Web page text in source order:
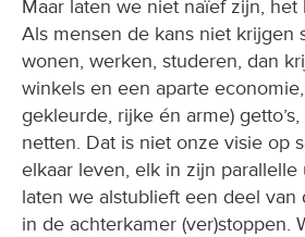
Maar laten we niet naïef zijn,
Als mensen de kans niet krijgen
wonen, werken, studeren, dan
winkels en een aparte
gekleurde, rijke én arme)
netten. Dat is niet onze visie op
elkaar leven, elk in zijn parallelle
laten we alstublieft een deel
in de achterkamer (ver)stoppen.